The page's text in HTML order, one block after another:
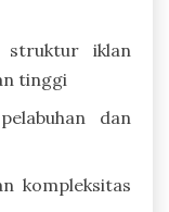
struktur iklan
tinggi
dan
kompleksitas